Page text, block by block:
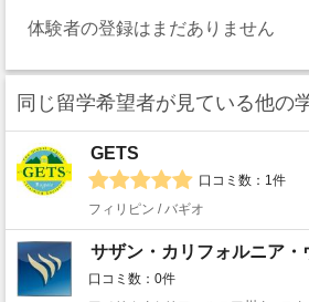
体験者の登録はまだありません
同じ留学希望者が見ている他の
GETS
口コミ数：1件
フィリピン / バギオ
サザン・カリフォルニア・
口コミ数：0件